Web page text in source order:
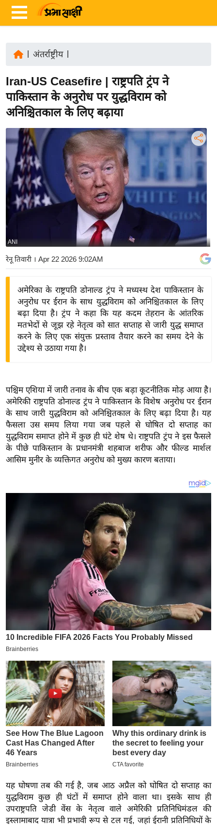
ज़ा
ख
ब
र
रा
ष्ट्री
य
अं
र्रा
बि
ज़
ने
द्यो
शे
ष
ज्ञ
रा
य
ब
ज
खे
I
0
6
क्रा
इ
म
ई
-
पे
प
र
मि
सा
ल
बे
मि
अंतर्राष्ट्रीय|
Iran-US Ceasefire | राष्ट्रपति ट्रंप ने
पाकिस्तान के अनुरोध पर युद्धविराम को
अनिश्चितकाल के लिए बढ़ाया
ANI
रेनू तिवारी । Apr 22 2026 9:02AM
अमेरिका के राष्ट्रपति डोनाल्ड ट्रंप ने मध्यस्थ देश पाकिस्तान के
अनुरोध पर ईरान के साथ युद्धविराम को अनिश्चितकाल के लिए
बढ़ा दिया है। ट्रंप ने कहा कि यह कदम तेहरान के आंतरिक
मतभेदों से जूझ रहे नेतृत्व को सात सप्ताह से जारी युद्ध समाप्त
करने के लिए एक संयुक्त प्रस्ताव तैयार करने का समय देने के
उद्देश्य से उठाया गया है।
पश्चिम एशिया में जारी तनाव के बीच एक बड़ा कूटनीतिक मोड़ आया है।
अमेरिकी राष्ट्रपति डोनाल्ड ट्रंप ने पाकिस्तान के विशेष अनुरोध पर ईरान
के साथ जारी युद्धविराम को अनिश्चितकाल के लिए बढ़ा दिया है। यह
फैसला उस समय लिया गया जब पहले से घोषित दो सप्ताह का
युद्धविराम समाप्त होने में कुछ ही घंटे शेष थे। राष्ट्रपति ट्रंप ने इस फैसले
के पीछे पाकिस्तान के प्रधानमंत्री शहबाज शरीफ और फील्ड मार्शल
आसिम मुनीर के व्यक्तिगत अनुरोध को मुख्य कारण बताया।
यह घोषणा तब की गई है, जब आठ अप्रैल को घोषित दो सप्ताह का
युद्धविराम कुछ ही घंटों में समाप्त होने वाला था। इसके साथ ही
उपराष्ट्रपति जेडी वेंस के नेतृत्व वाले अमेरिकी प्रतिनिधिमंडल की
इस्लामाबाद यात्रा भी प्रभावी रूप से टल गई, जहां ईरानी प्रतिनिधियों के